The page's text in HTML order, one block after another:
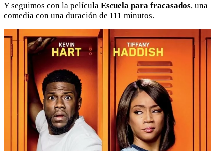
Y seguimos con la película Escuela para fracasados, una
comedia con una duración de 111 minutos.